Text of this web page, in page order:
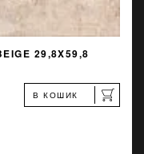
29,8X59,8
В КОШИК